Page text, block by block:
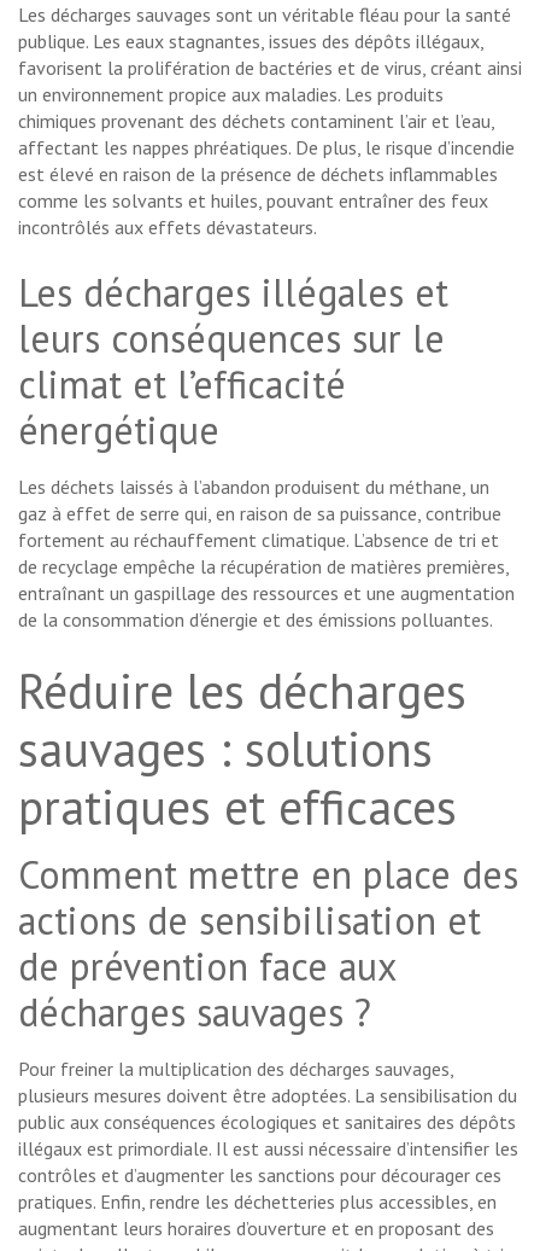
Les décharges sauvages sont un véritable fléau pour la santé
publique. Les eaux stagnantes, issues des dépôts illégaux,
favorisent la prolifération de bactéries et de virus, créant ainsi
un environnement propice aux maladies. Les produits
chimiques provenant des déchets contaminent l’air et l’eau,
affectant les nappes phréatiques. De plus, le risque d’incendie
est élevé en raison de la présence de déchets inflammables
comme les solvants et huiles, pouvant entraîner des feux
incontrôlés aux effets dévastateurs.
Les décharges illégales et
leurs conséquences sur le
climat et l’efficacité
énergétique
Les déchets laissés à l’abandon produisent du méthane, un
gaz à effet de serre qui, en raison de sa puissance, contribue
fortement au réchauffement climatique. L’absence de tri et
de recyclage empêche la récupération de matières premières,
entraînant un gaspillage des ressources et une augmentation
de la consommation d’énergie et des émissions polluantes.
Réduire les décharges
sauvages : solutions
pratiques et efficaces
Comment mettre en place des
actions de sensibilisation et
de prévention face aux
décharges sauvages ?
Pour freiner la multiplication des décharges sauvages,
plusieurs mesures doivent être adoptées. La sensibilisation du
public aux conséquences écologiques et sanitaires des dépôts
illégaux est primordiale. Il est aussi nécessaire d’intensifier les
contrôles et d’augmenter les sanctions pour décourager ces
pratiques. Enfin, rendre les déchetteries plus accessibles, en
augmentant leurs horaires d’ouverture et en proposant des